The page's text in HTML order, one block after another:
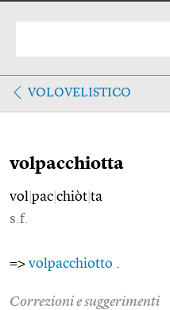
VOLOVELISTICO
volpacchiotta
vol pac chiòt ta
s.f.
=> volpacchiotto
Correzioni e suggerimenti